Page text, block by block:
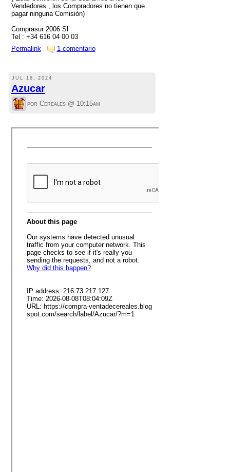
Vendedores , los Compradores no tienen que
pagar ninguna Comisión)
Comprasur 2006 Sl
Tel : +34 616 04 00 03
Permalink
1 comentario
JUL 16, 2024
Azucar
por Cereales @ 10:15am